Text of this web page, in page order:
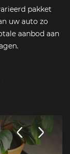
pakket
uw auto zo
aanbod aan